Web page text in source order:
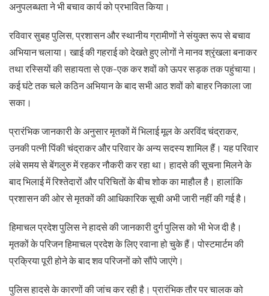
अनुपलब्धता ने भी बचाव कार्य को प्रभावित किया।
रविवार सुबह पुलिस, प्रशासन और स्थानीय ग्रामीणों ने संयुक्त रूप से बचाव
अभियान चलाया। खाई की गहराई को देखते हुए लोगों ने मानव श्रृंखला बनाकर
तथा रस्सियों की सहायता से एक-एक कर शवों को ऊपर सड़क तक पहुंचाया।
कई घंटे तक चले कठिन अभियान के बाद सभी आठ शवों को बाहर निकाला जा
सका।
प्रारंभिक जानकारी के अनुसार मृतकों में भिलाई मूल के अरविंद चंद्राकर,
उनकी पत्नी पिंकी चंद्राकर और परिवार के अन्य सदस्य शामिल हैं। यह परिवार
लंबे समय से बेंगलुरु में रहकर नौकरी कर रहा था। हादसे की सूचना मिलने के
बाद भिलाई में रिश्तेदारों और परिचितों के बीच शोक का माहौल है। हालांकि
प्रशासन की ओर से मृतकों की आधिकारिक सूची अभी जारी नहीं की गई है।
हिमाचल प्रदेश पुलिस ने हादसे की जानकारी दुर्ग पुलिस को भी भेज दी है।
मृतकों के परिजन हिमाचल प्रदेश के लिए रवाना हो चुके हैं। पोस्टमार्टम की
प्रक्रिया पूरी होने के बाद शव परिजनों को सौंपे जाएंगे।
पुलिस हादसे के कारणों की जांच कर रही है। प्रारंभिक तौर पर चालक को